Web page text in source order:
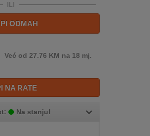
ILI
ODMAH
Već od 27.76 KM na 18 mj.
NA RATE
Na stanju!